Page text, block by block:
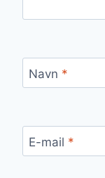
Navn *
E-mail *